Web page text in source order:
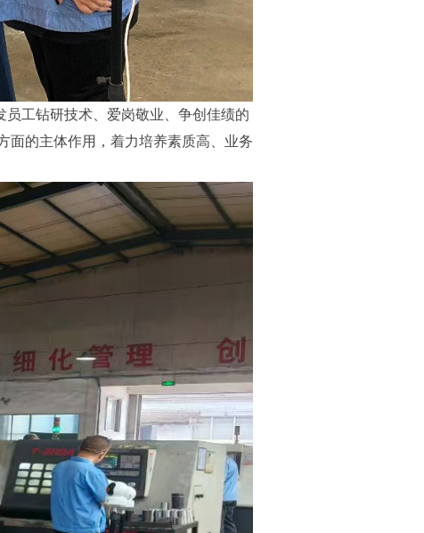
工钻研技术、爱岗敬业、争创佳绩的
面的主体作用，着力培养素质高、业务